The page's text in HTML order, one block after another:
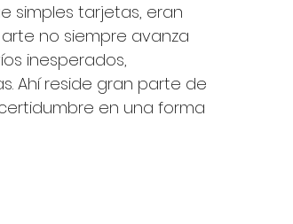
simples tarjetas, eran
no siempre avanza
inesperados,
Ahí reside gran parte de
en una forma